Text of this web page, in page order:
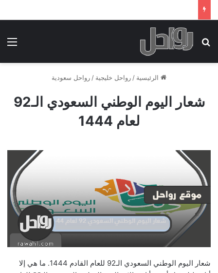
بحث عن
الرئيسية / رواحل خليجية / رواحل سعودية
شعار اليوم الوطني السعودي الـ92
لعام 1444
شعار اليوم الوطني السعودي الـ92 للعام القادم 1444. ما هي إلا